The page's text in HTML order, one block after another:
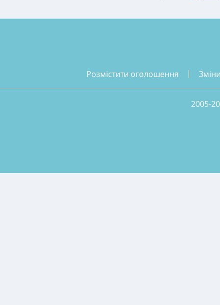
розмістити оголошення
2005-